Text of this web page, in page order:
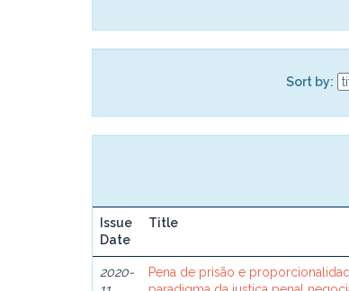
Sort by:
Issue
Date
Title
2020-
Pena de prisão e